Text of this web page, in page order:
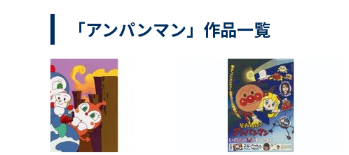
「アンパンマン」作品一覧